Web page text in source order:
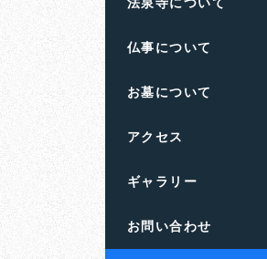
仏事について
お墓について
アクセス
ギャラリー
お問い合わせ